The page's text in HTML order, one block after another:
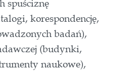
spuściznę
korespondencję,
badań),
(budynki,
naukowe),